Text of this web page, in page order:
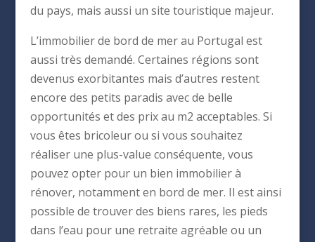
du pays, mais aussi un site touristique majeur.
L’immobilier de bord de mer au Portugal est
aussi très demandé. Certaines régions sont
devenus exorbitantes mais d’autres restent
encore des petits paradis avec de belle
opportunités et des prix au m2 acceptables. Si
vous êtes bricoleur ou si vous souhaitez
réaliser une plus-value conséquente, vous
pouvez opter pour un bien immobilier à
rénover, notamment en bord de mer. Il est ainsi
possible de trouver des biens rares, les pieds
dans l’eau pour une retraite agréable ou un